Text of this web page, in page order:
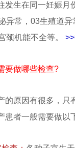
发生在同一妊娠月
异常，03生殖道
颈机能不全等。
要做哪些检查?
的原因有很多，只
患者一般需要做以